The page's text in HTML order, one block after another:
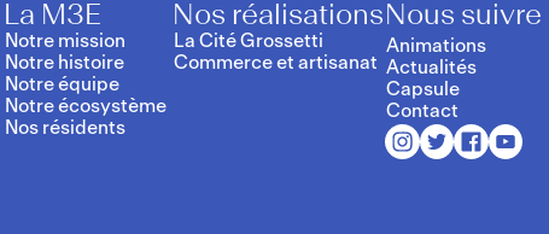
La M3E
Notre mission
Notre histoire
Notre équipe
Notre écosystème
Nos résidents
Nos réalisations
La Cité Grossetti
Commerce et artisanat
Nous suivre
Animations
Actualités
Capsule
Contact